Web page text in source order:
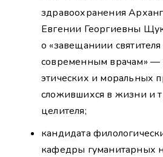
здравоохранения
Евгении Георгиевны
о «завещаниии
современным врачам» —
этических и моральных
сложившихся в жизни и
целителя;
кандидата
кафедры гуманитарных